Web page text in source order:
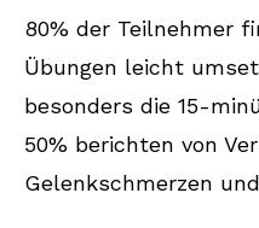
80% der Teilnehmer
Übungen leicht
besonders die 15-
50% berichten von
Gelenkschmerzen